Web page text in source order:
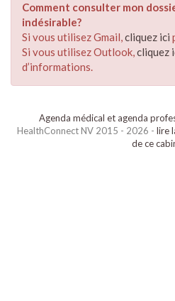
Comment consulter mon
indésirable?
Si vous utilisez Gmail,cliquez ici
Si vous utilisez Outlook,cliquez
d’informations.
Agenda médical et agenda
HealthConnect NV 2015 - 2026 - lire
de ce